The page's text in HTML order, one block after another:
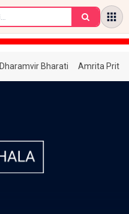
Dharamvir Bharati Amrita